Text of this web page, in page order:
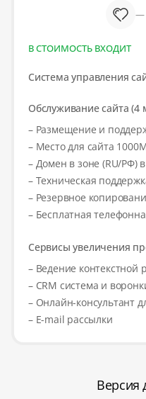
—
В СТОИМОСТЬ ВХОДИТ
Система управления
Обслуживание сайта (4
– Размещение и
– Место для сайта
– Домен в зоне (RU/РФ)
– Техническая
– Резервное
– Бесплатная
Сервисы увеличения
– Ведение контекстной
– CRM система и
– Онлайн-консультант
– E-mail рассылки
Версия